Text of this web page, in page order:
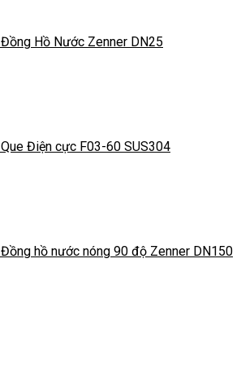
Đồng Hồ Nước Zenner DN25
Que Điện cực F03-60 SUS304
Đồng hồ nước nóng 90 độ Zenner DN150